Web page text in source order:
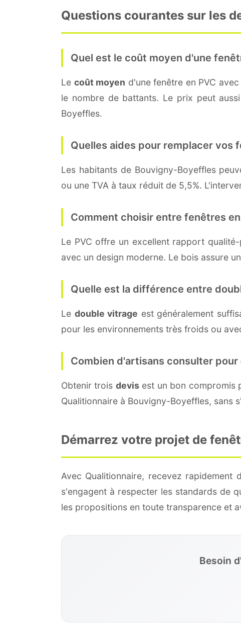
Questions courantes sur les
Quel est le coût moyen d'une
Le coût moyen d'une fenêtre en PVC
le nombre de battants. Le prix peut
Boyeffles.
Quelles aides pour remplacer vos
Les habitants de Bouvigny-Boyeffles
ou une TVA à taux réduit de 5,5%.
Comment choisir entre fenêtres en
Le PVC offre un excellent rapport
avec un design moderne. Le bois assure
Quelle est la différence entre
Le double vitrage est généralement
pour les environnements très froids ou
Combien d'artisans consulter
Obtenir trois devisest un bon compromis
Qualitionnaire à Bouvigny-Boyeffles, sans
Démarrez votre projet de
Avec Qualitionnaire, recevez
s'engagent à respecter les standards de
les propositions en toute transparence et
Besoin